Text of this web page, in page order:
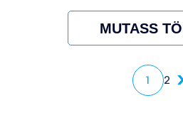
MUTASS
1 2